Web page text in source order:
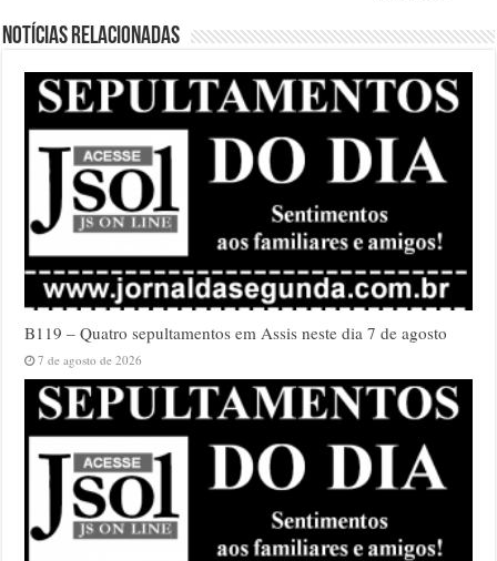
Notícias relacionadas
B119 – Quatro sepultamentos em Assis neste dia 7 de agosto
7 de agosto de 2026